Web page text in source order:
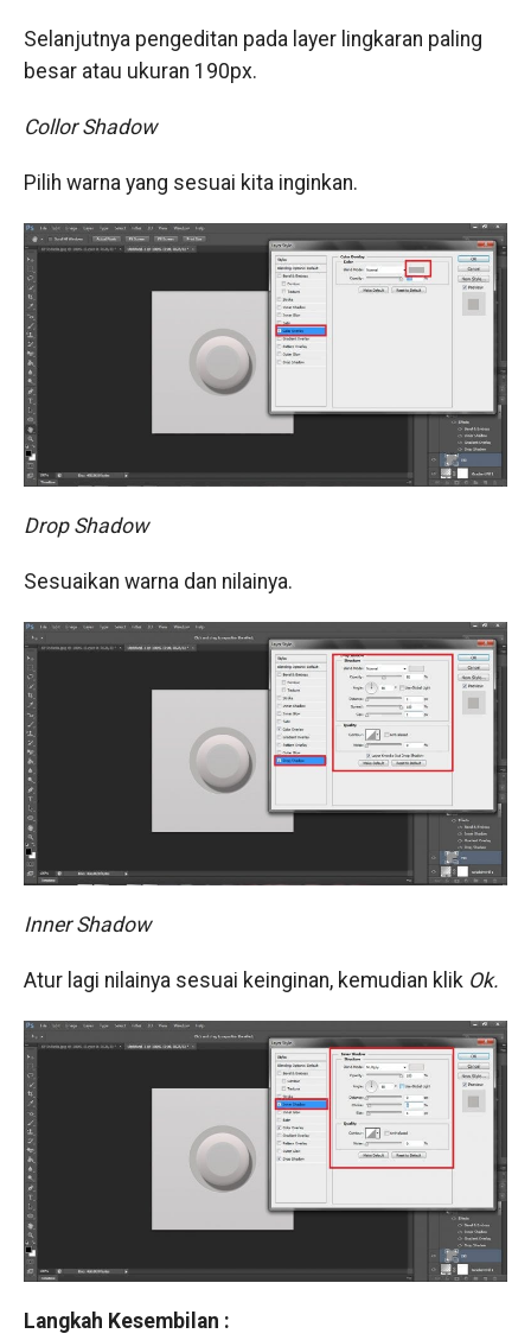
Selanjutnya pengeditan pada layer lingkaran paling
besar atau ukuran 190px.
Collor Shadow
Pilih warna yang sesuai kita inginkan.
Drop Shadow
Sesuaikan warna dan nilainya.
Inner Shadow
Atur lagi nilainya sesuai keinginan, kemudian klik Ok.
Langkah Kesembilan :